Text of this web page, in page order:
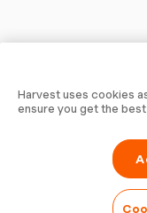
Il tuo
Unisciti a oltre
fatturano i clienti e
Harvest uses cookies
ensure you get the